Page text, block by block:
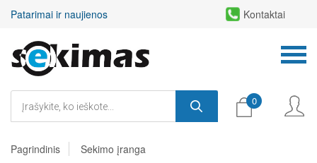
Kontaktai
Patarimai ir naujienos
0
Pagrindinis Sekimo įranga